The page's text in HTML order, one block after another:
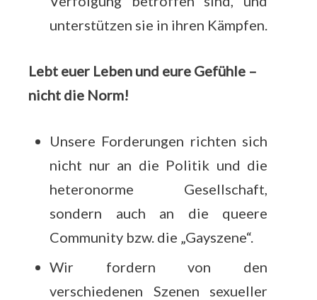
unterstützen sie in ihren Kämpfen.
Lebt euer Leben und eure Gefühle –
nicht die Norm!
Unsere Forderungen richten sich
nicht nur an die Politik und die
heteronorme Gesellschaft,
sondern auch an die queere
Community bzw. die „Gayszene“.
Wir fordern von den
verschiedenen Szenen sexueller